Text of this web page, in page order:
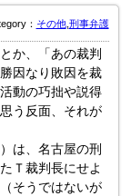
： その他, 刑事弁護
か、「あの裁判
因なり敗因を裁
動の巧拙や説得
う反面、それが
は、名古屋の刑
Ｔ裁判長にせよ
そうではないが